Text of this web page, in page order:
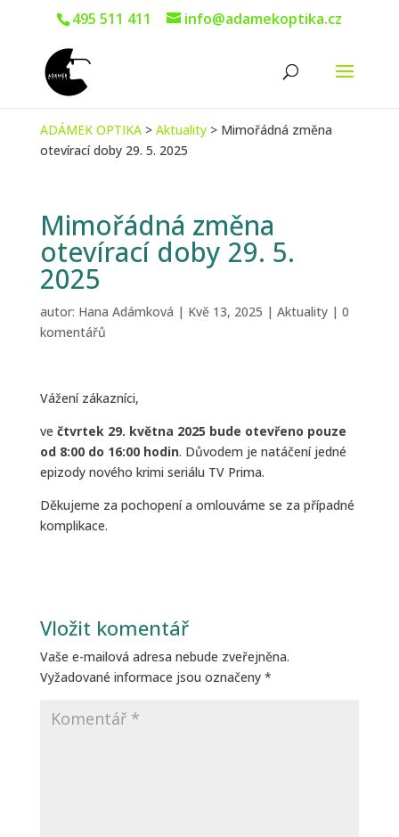
495 511 411 info@adamekoptika.cz
ADÁMEK OPTIKA> Aktuality> Mimořádná změna
otevírací doby 29. 5. 2025
Mimořádná změna
otevírací doby 29. 5.
2025
autor: Hana Adámková | Kvě 13, 2025 | Aktuality| 0
komentářů
Vážení zákazníci,
ve čtvrtek 29. května 2025 bude otevřeno pouze
od 8:00 do 16:00 hodin. Důvodem je natáčení jedné
epizody nového krimi seriálu TV Prima.
Děkujeme za pochopení a omlouváme se za případné
komplikace.
Vložit komentář
Vaše e-mailová adresa nebude zveřejněna.
Vyžadované informace jsou označeny *